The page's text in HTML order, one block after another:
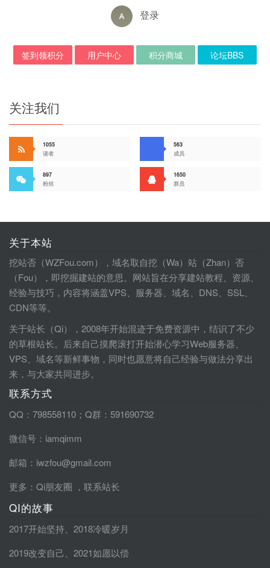
登录
签到领积分 用户中心 积分商城 论坛BBS
关注我们
1055
读者
563
成员
897
粉丝
1650
群员
关于本站
挖站否（WZFou.com），域名取自挖（Wa）站（Zhan）否
（Fou），即挖掘建站的意思。网站旨在分享建站教程、资源、
经验与技巧，内容将涵盖VPS、服务器、域名、DNS、SSL、
CDN等等。
关于站长（Qi），2008年开始混迹于免费资源中，结识了不少
的草根站长。后来自己摸爬滚打开始潜心学习Web服务器、
VPS、域名等新鲜事物，同时也愿意将自己经验与做法分享出
来，与大家共同进步。
联系方式
QQ：798558110；Q群：591690732
微信号：iamqimm
邮箱：iwzfou@gmail.com
更多： Qi朋友圈 ， 联系站长
QI的故事
2017开始坚持
2018冷暖岁月
2019改变自己
2021如愿以偿